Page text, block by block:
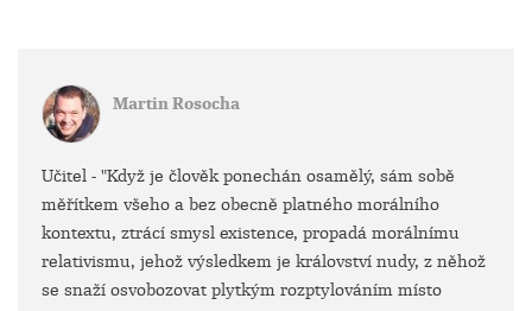
Martin Rosocha
Učitel - "Když je člověk ponechán osamělý, sám sobě
měřítkem všeho a bez obecně platného morálního
kontextu, ztrácí smysl existence, propadá morálnímu
relativismu, jehož výsledkem je království nudy, z něhož
se snaží osvobozovat plytkým rozptylováním místo